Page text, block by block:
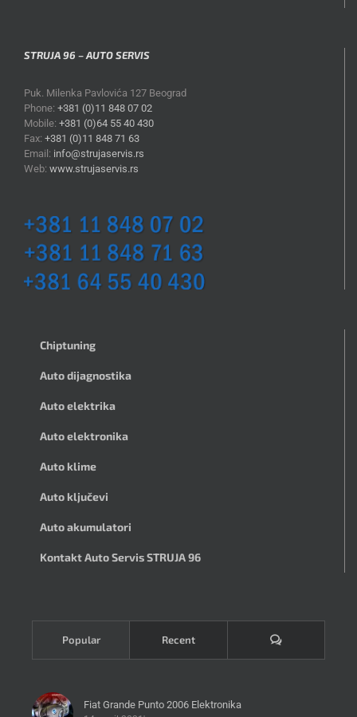
STRUJA 96 – AUTO SERVIS
Puk. Milenka Pavlovića 127 Beograd
Phone: +381 (0)11 848 07 02
Mobile: +381 (0)64 55 40 430
Fax: +381 (0)11 848 71 63
Email: info@strujaservis.rs
Web: www.strujaservis.rs
Chiptuning
Auto dijagnostika
Auto elektrika
Auto elektronika
Auto klime
Auto ključevi
Auto akumulatori
Kontakt Auto Servis STRUJA 96
Popular Recent Komentari
Fiat Grande Punto 2006 Elektronika